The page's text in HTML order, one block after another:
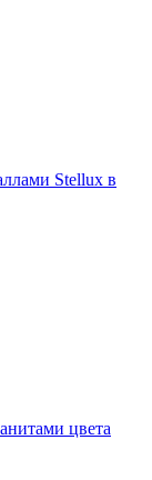
Stellux в
цвета